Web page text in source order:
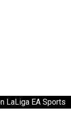
LaLiga EA Sports